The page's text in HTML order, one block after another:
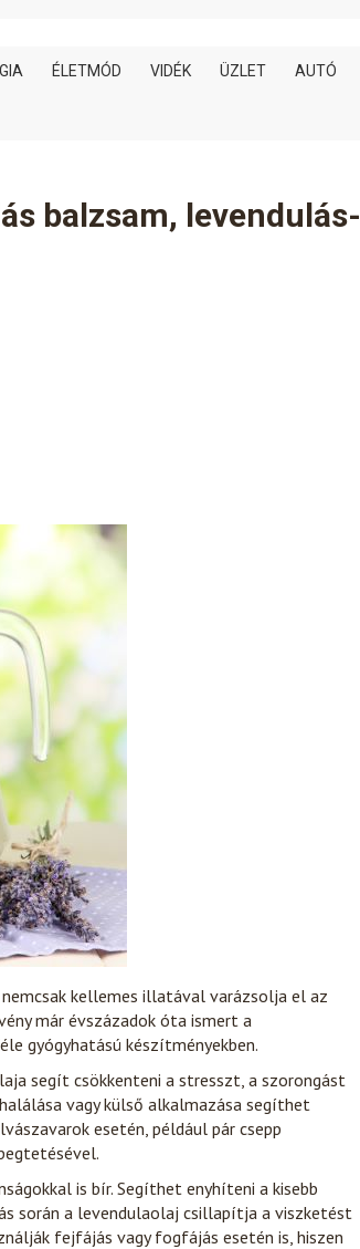
ÉLETMÓD VIDÉK ÜZLET AUTÓ
balzsam, levendulás-
kellemes illatával varázsolja el az
már évszázadok óta ismert a
gyógyhatású készítményekben.
segít csökkenteni a stresszt, a szorongást
vagy külső alkalmazása segíthet
esetén, például pár csepp
is bír. Segíthet enyhíteni a kisebb
során a levendulaolaj csillapítja a viszketést
fejfájás vagy fogfájás esetén is, hiszen